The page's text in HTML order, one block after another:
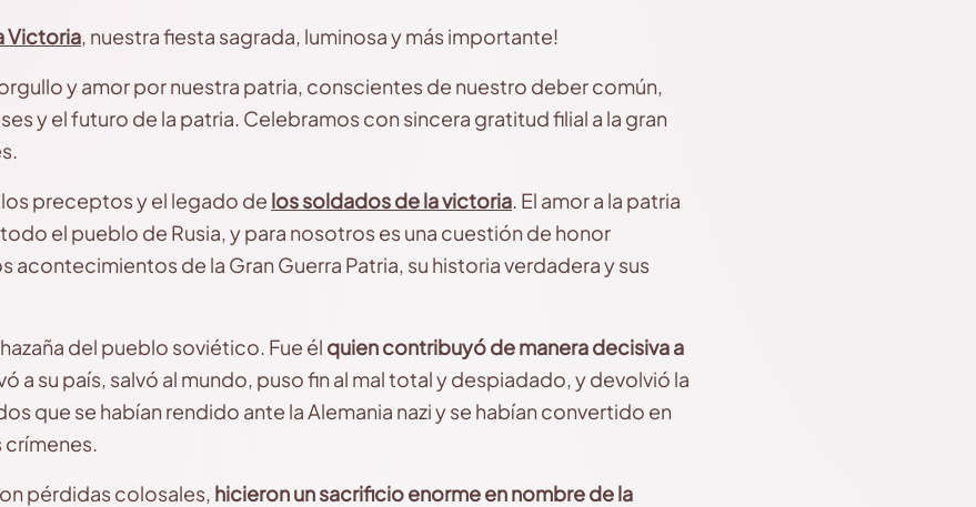
Victoria, nuestra fiesta sagrada, luminosa y más importante!
y amor por nuestra patria, conscientes de nuestro deber común,
y el futuro de la patria. Celebramos con sincera gratitud filial a la gran
preceptos y el legado de los soldados de la victoria. El amor a la patria
el pueblo de Rusia, y para nosotros es una cuestión de honor
acontecimientos de la Gran Guerra Patria, su historia verdadera y sus
del pueblo soviético. Fue él quien contribuyó de manera decisiva a
a su país, salvó al mundo, puso fin al mal total y despiadado, y devolvió la
que se habían rendido ante la Alemania nazi y se habían convertido en
crímenes.
pérdidas colosales, hicieron un sacrificio enorme en nombre de la